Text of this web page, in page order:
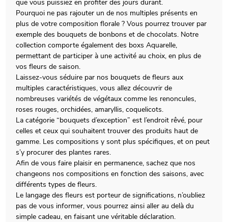
que vous puissiez en profiter des jours durant.
Pourquoi ne pas rajouter un de nos multiples présents en
plus de votre composition florale ? Vous pourrez trouver par
exemple des bouquets de bonbons et de chocolats. Notre
collection comporte également des boxs Aquarelle,
permettant de participer à une activité au choix, en plus de
vos fleurs de saison.
Laissez-vous séduire par nos bouquets de fleurs aux
multiples caractéristiques, vous allez découvrir de
nombreuses variétés de végétaux comme les renoncules,
roses rouges, orchidées, amaryllis, coquelicots.
La catégorie “bouquets d’exception” est l’endroit rêvé, pour
celles et ceux qui souhaitent trouver des produits haut de
gamme. Les compositions y sont plus spécifiques, et on peut
s’y procurer des plantes rares.
Afin de vous faire plaisir en permanence, sachez que nos
changeons nos compositions en fonction des saisons, avec
différents types de fleurs.
Le langage des fleurs est porteur de significations, n’oubliez
pas de vous informer, vous pourrez ainsi aller au delà du
simple cadeau, en faisant une véritable déclaration.